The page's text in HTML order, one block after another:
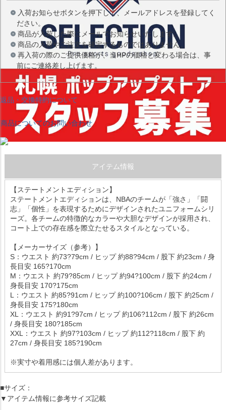
入荷お知らせボタンを押下して、メールアドレスを登録してく
ださい。
商品が入荷した際にメールでお知らせいたします。
商品の入荷やご注文を確定するものではありません。
再入荷の際のご提供価格が、当HPの価格と変わる場合は、事
前にご連絡差し上げます。
返品・交換特約について
商品についてのお問い合わせ
アイテム情報
【ステートメントエディション】
ステートメントエディションは、NBAのチームが「強さ」「闘
志」「個性」を表現するためにデザインされたユニフォームシリ
ーズ。各チームの特徴的なカラーや大胆なデザインが採用され、
コート上での存在感を際立たせるスタイルとなっている。
【メーカーサイズ（参考）】
S：ウエスト 約73?79cm / ヒップ 約88?94cm / 股下 約23cm / 身
長目安 165?170cm
M：ウエスト 約79?85cm / ヒップ 約94?100cm / 股下 約24cm /
身長目安 170?175cm
L：ウエスト 約85?91cm / ヒップ 約100?106cm / 股下 約25cm /
身長目安 175?180cm
XL：ウエスト 約91?97cm / ヒップ 約106?112cm / 股下 約26cm
/ 身長目安 180?185cm
XXL：ウエスト 約97?103cm / ヒップ 約112?118cm / 股下 約
27cm / 身長目安 185?190cm
※実寸や着用感には個人差があります。
■サイズ：
▼アイテム情報に参考サイズ記載